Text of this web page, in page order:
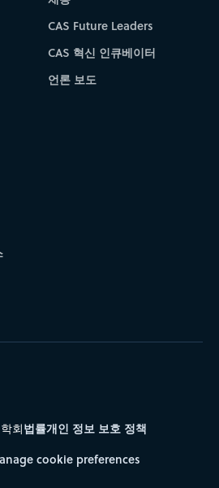
CAS Future Leaders
CAS 혁신 인큐베이터
언론 보도
회법률개인 정보 보호 정책
cookie preferences